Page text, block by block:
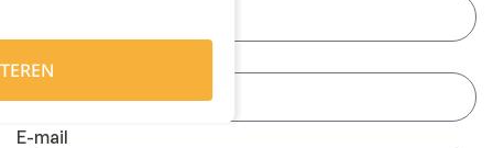
E-mail